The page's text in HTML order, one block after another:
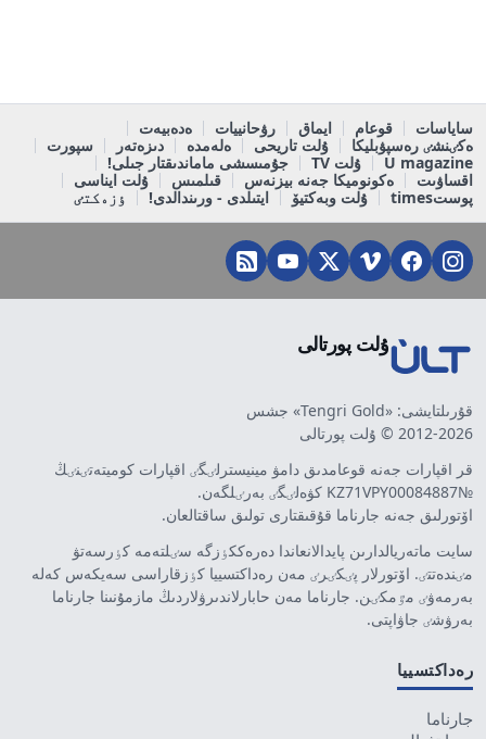
ساياسات قوعام ايماق رۋحانييات
ەدەبيەت
ەكٸنشٸ رەسپۋبليكا
ۇلت تاريحى ەلەمدە دىزەتەر
سپورت
U magazine
ۇلت TV
جۇمىسشى ماماندىقتار جىلى!
اقساۋىت
ەكونوميكا جەنە بيزنەس قىلمىس
ۇلت ايناسى
پوستtimes
ۇلت وبەكتيۆ ايتىلدى - ورىندالدى! ٶزەكتٸ
ۇلت پورتالى
قۇرىلتايشى: «Tengri Gold» جشس
2012-2026 © ۇلت پورتالى
قر اقپارات جەنە قوعامدىق دامۋ مينيسترلٸگٸ اقپارات كوميتەتٸنٸڭ
№KZ71VPY00084887 كۋەلٸگٸ بەرٸلگەن.
اۆتورلىق جەنە جارناما قۇقىقتارى تولىق ساقتالعان.
سايت ماتەريالدارىن پايدالانعاندا دەرەككٶزگە سٸلتەمە كٶرسەتۋ
مٸندەتتٸ. اۆتورلار پٸكٸرٸ مەن رەداكتسييا كٶزقاراسى سەيكەس كەلە
بەرمەۋٸ مٷمكٸن. جارناما مەن حابارلاندىرۋلاردىڭ مازمۇنىنا جارناما
بەرۋشٸ جاۋاپتى.
رەداكتسييا
جارناما